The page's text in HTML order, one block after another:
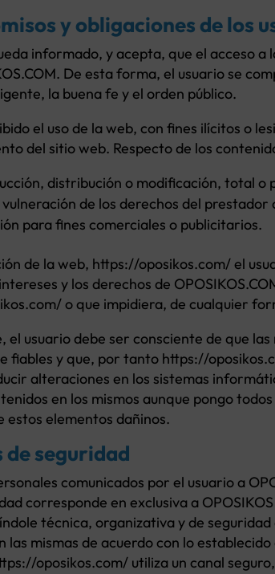
y obligaciones de los
informado, y acepta, que el acceso
De esta forma, el usuario se
la buena fe y el orden público.
el uso de la web, con fines ilícitos o
del sitio web. Respecto de los
distribución o modificación, total
de los derechos del
para fines comerciales o publicitarios.
de la web, https://oposikos.com/ el
y los derechos de
o que impidiera, de cualquier
el usuario debe ser consciente de que
fiables y que, por tanto https://
alteraciones en los sistemas
en los mismos aunque pongo
estos elementos dañinos.
de seguridad
comunicados por el usuario a
corresponde en exclusiva a
técnica, organizativa y de
las mismas de acuerdo con lo
oposikos.com/ utiliza un canal